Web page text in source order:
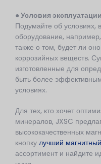
● Условия
Подумайте об условиях,
оборудование,
также о том, будет ли
коррозийных веществ.
изготовленные для
быть более
условиях.
Для тех, кто хочет
минералов, JXSC
высококачественных
кнопку лучший
ассортимент и найдите